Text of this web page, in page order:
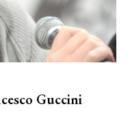
Guccini